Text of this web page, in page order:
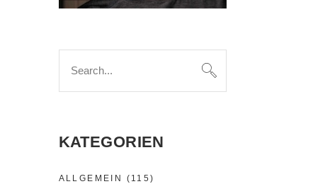
for:
KATEGORIEN
ALLGEMEIN (115)